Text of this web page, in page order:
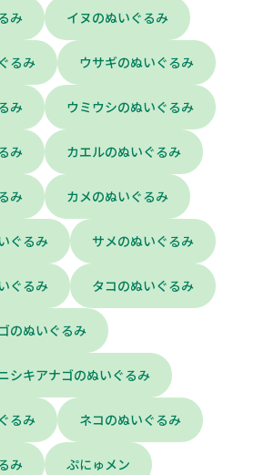
み イヌのぬいぐるみ
るみ ウサギのぬいぐるみ
み ウミウシのぬいぐるみ
み カエルのぬいぐるみ
み カメのぬいぐるみ
ぐるみ サメのぬいぐるみ
ぐるみ タコのぬいぐるみ
のぬいぐるみ
シキアナゴのぬいぐるみ
るみ ネコのぬいぐるみ
み ぷにゅメン